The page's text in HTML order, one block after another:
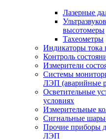
Лазерные
высотомеры
Тахеометры
Индикаторы
Контроль
Измерители
Системы
ЛЭП (аварийные
Осветительные
условиях
Измерительные
Сигнальные
Прочие приборы
ЛЭП